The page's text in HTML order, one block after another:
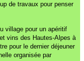
de travaux pour penser
village pour un apéritif
vins des Hautes-Alpes à
pour le dernier déjeuner
organisée par